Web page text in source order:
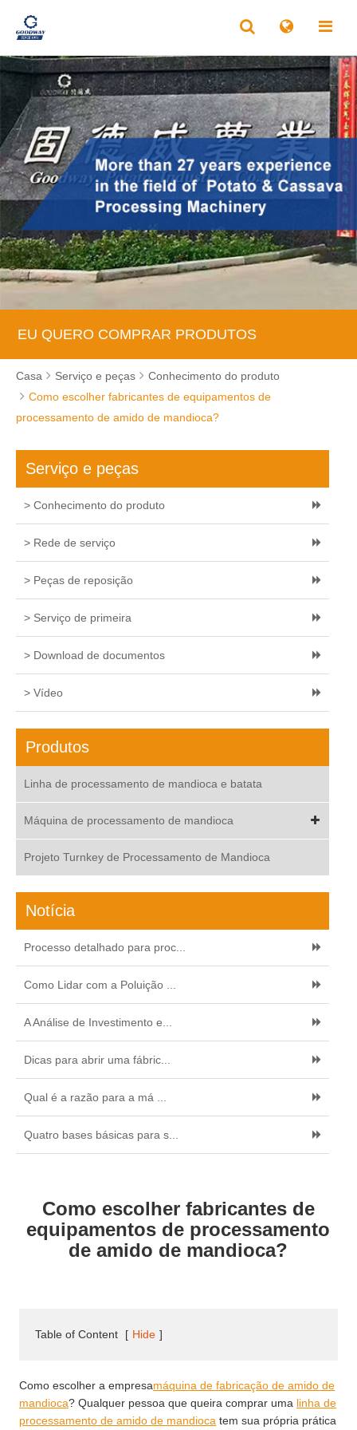
EU QUERO COMPRAR PRODUTOS
Casa Serviço e peças
Conhecimento do produto
Como escolher fabricantes de equipamentos de
processamento de amido de mandioca?
Serviço e peças
> Conhecimento do produto
> Rede de serviço
> Peças de reposição
> Serviço de primeira
> Download de documentos
> Vídeo
Produtos
Linha de processamento de mandioca e batata
Máquina de processamento de mandioca
Projeto Turnkey de Processamento de Mandioca
Notícia
Processo detalhado para proc...
Como Lidar com a Poluição ...
A Análise de Investimento e...
Dicas para abrir uma fábric...
Qual é a razão para a má ...
Quatro bases básicas para s...
Como escolher fabricantes de
equipamentos de processamento
de amido de mandioca?
Table of Content [ Hide ]
Como escolher a empresamáquina de fabricação de amido de
mandioca? Qualquer pessoa que queira comprar uma linha de
processamento de amido de mandioca tem sua própria prática